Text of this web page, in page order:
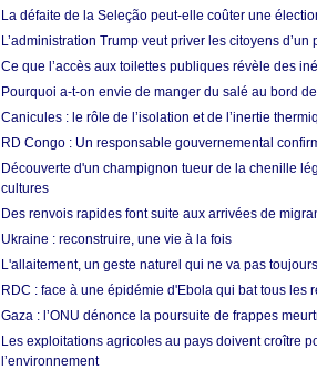
La défaite de la Seleção peut-elle coûter une
L’administration Trump veut priver les citoyens
Ce que l’accès aux toilettes publiques révèle des
Pourquoi a-t-on envie de manger du salé au bord
Canicules : le rôle de l’isolation et de l’inertie
RD Congo : Un responsable gouvernemental
Découverte d'un champignon tueur de la chenille
cultures
Des renvois rapides font suite aux arrivées de
Ukraine : reconstruire, une vie à la fois
L'allaitement, un geste naturel qui ne va pas
RDC : face à une épidémie d'Ebola qui bat tous les
Gaza : l’ONU dénonce la poursuite de frappes
Les exploitations agricoles au pays doivent croître
l’environnement